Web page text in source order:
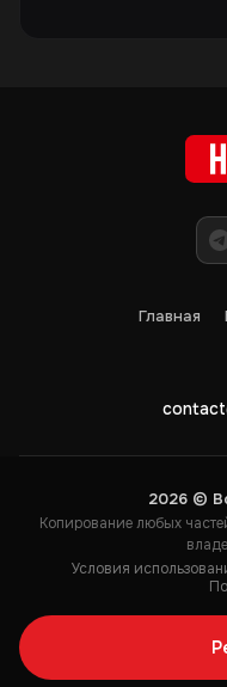
Главная
2026 ©
Копирование любых
Условия